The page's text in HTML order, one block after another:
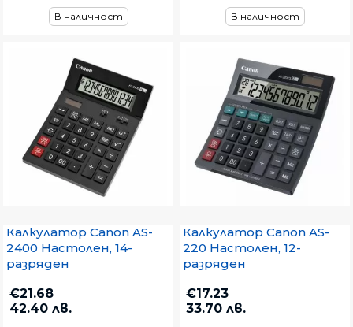
В наличност В наличност
Калкулатор Canon AS-
2400 Настолен, 14-
разряден
€21.68
42.40 лв.
Калкулатор Canon AS-
220 Настолен, 12-
разряден
€17.23
33.70 лв.